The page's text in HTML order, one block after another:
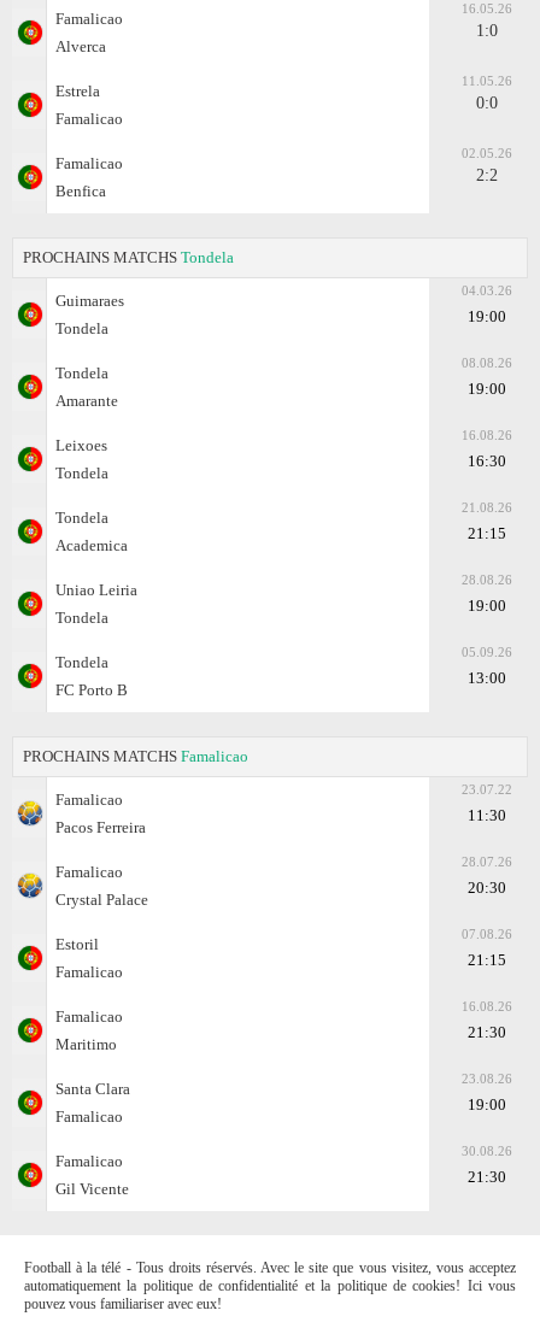
Famalicao
Alverca
16.05.26
1:0
Estrela
Famalicao
11.05.26
0:0
Famalicao
Benfica
02.05.26
2:2
PROCHAINS MATCHS Tondela
Guimaraes
Tondela
04.03.26
19:00
Tondela
Amarante
08.08.26
19:00
Leixoes
Tondela
16.08.26
16:30
Tondela
Academica
21.08.26
21:15
Uniao Leiria
Tondela
28.08.26
19:00
Tondela
FC Porto B
05.09.26
13:00
PROCHAINS MATCHS Famalicao
Famalicao
Pacos Ferreira
23.07.22
11:30
Famalicao
Crystal Palace
28.07.26
20:30
Estoril
Famalicao
07.08.26
21:15
Famalicao
Maritimo
16.08.26
21:30
Santa Clara
Famalicao
23.08.26
19:00
Famalicao
Gil Vicente
30.08.26
21:30
Football à la télé - Tous droits réservés. Avec le site que vous visitez, vous acceptez
automatiquement la politique de confidentialité et la politique de cookies! Ici vous
pouvez vous familiariser avec eux!